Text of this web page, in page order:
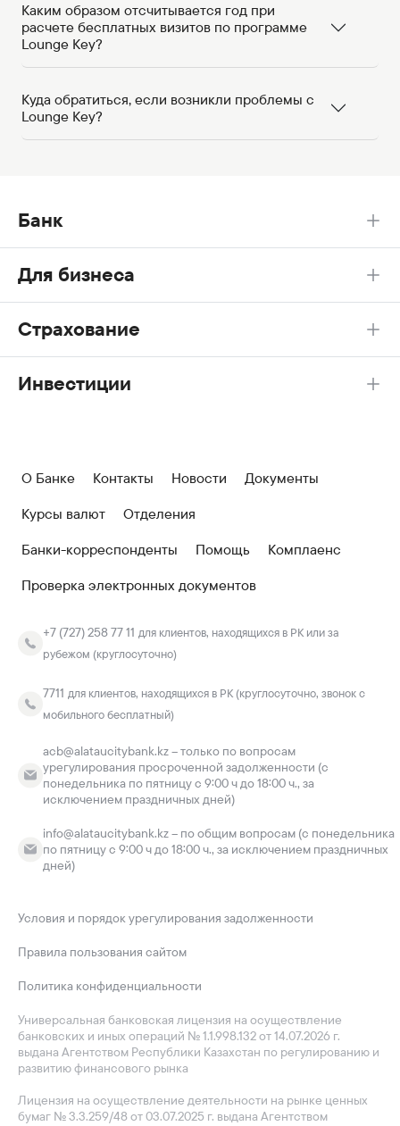
Каким образом отсчитывается год при
расчете бесплатных визитов по программе
Lounge Key?
Куда обратиться, если возникли проблемы с
Lounge Key?
Банк
Для бизнеса
Страхование
Инвестиции
О Банке Контакты Новости
Документы
Курсы валют
Отделения
Банки-корреспонденты
Помощь
Комплаенс
Проверка электронных документов
+7 (727) 258 77 11 для клиентов, находящихся в РК или за
рубежом (круглосуточно)
7711 для клиентов, находящихся в РК (круглосуточно, звонок с
мобильного бесплатный)
acb@alataucitybank.kz – только по вопросам
урегулирования просроченной задолженности (с
понедельника по пятницу с 9:00 ч до 18:00 ч., за
исключением праздничных дней)
info@alataucitybank.kz – по общим вопросам (с понедельника
по пятницу с 9:00 ч до 18:00 ч., за исключением праздничных
дней)
Универсальная банковская лицензия на осуществление
банковских и иных операций № 1.1.998.132 от 14.07.2026 г.
выдана Агентством Республики Казахстан по регулированию и
развитию финансового рынка
Лицензия на осуществление деятельности на рынке ценных
бумаг № 3.3.259/48 от 03.07.2025 г. выдана Агентством
Условия и порядок урегулирования задолженности
Правила пользования сайтом
Политика конфиденциальности